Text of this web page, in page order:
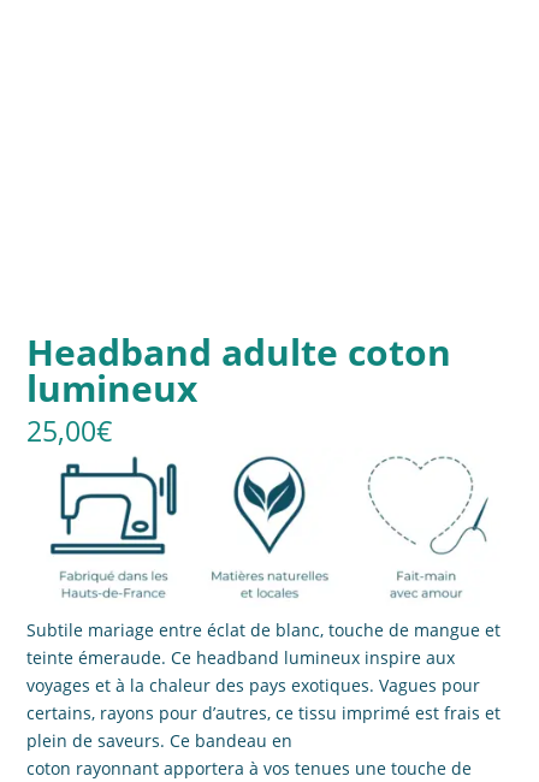
Headband adulte coton
lumineux
25,00€
Subtile mariage entre éclat de blanc, touche de mangue et
teinte émeraude. Ce headband lumineux inspire aux
voyages et à la chaleur des pays exotiques. Vagues pour
certains, rayons pour d’autres, ce tissu imprimé est frais et
plein de saveurs. Ce bandeau en
coton rayonnant apportera à vos tenues une touche de